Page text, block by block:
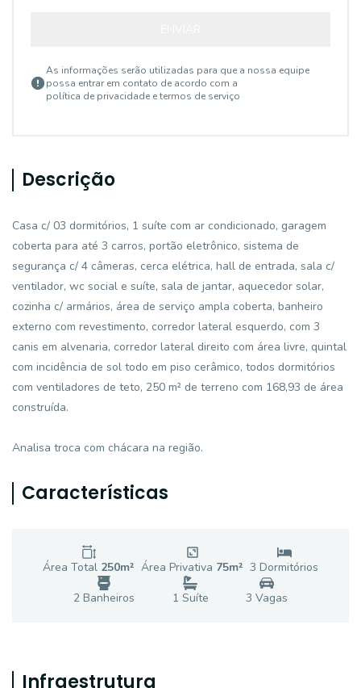
As informações serão utilizadas para que a nossa equipe
possa entrar em contato de acordo com a
política de privacidade e termos de serviço
Descrição
Casa c/ 03 dormitórios, 1 suíte com ar condicionado, garagem
coberta para até 3 carros, portão eletrônico, sistema de
segurança c/ 4 câmeras, cerca elétrica, hall de entrada, sala c/
ventilador, wc social e suíte, sala de jantar, aquecedor solar,
cozinha c/ armários, área de serviço ampla coberta, banheiro
externo com revestimento, corredor lateral esquerdo, com 3
canis em alvenaria, corredor lateral direito com área livre, quintal
com incidência de sol todo em piso cerâmico, todos dormitórios
com ventiladores de teto, 250 m² de terreno com 168,93 de área
construída.
Analisa troca com chácara na região.
Características
Área Total 250m² Área Privativa 75m² 3 Dormitórios
2 Banheiros 1 Suíte 3 Vagas
Infraestrutura